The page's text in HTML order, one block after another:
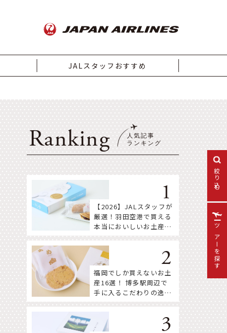
絞り込む
JALスタッフおすすめ
Ranking
【2026】JALスタッフが
厳選！羽田空港で買える
本当においしいお土産18
福岡でしか買えないお土
産16選！ 博多駅周辺で
手に入るこだわりの逸品
ツアーを探す